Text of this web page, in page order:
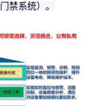
禁系统）。